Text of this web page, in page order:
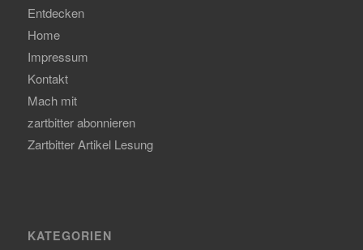
Entdecken
Home
Impressum
Kontakt
Mach mit
zartbitter abonnieren
Zartbitter Artikel Lesung
KATEGORIEN